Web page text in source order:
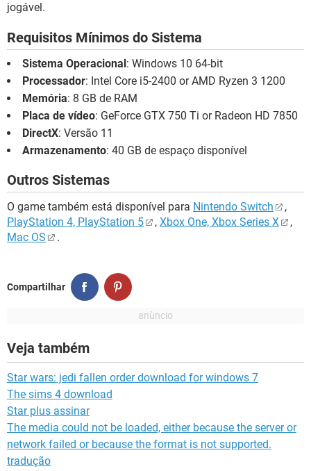
jogável.
Requisitos Mínimos do Sistema
Sistema Operacional : Windows 10 64-bit
Processador: Intel Core i5-2400 or AMD Ryzen 3 1200
Memória: 8 GB de RAM
Placa de vídeo: GeForce GTX 750 Ti or Radeon HD 7850
DirectX: Versão 11
Armazenamento: 40 GB de espaço disponível
Outros Sistemas
O game também está disponível para Nintendo Switch
,
PlayStation 4, PlayStation 5
, Xbox One, Xbox Series X
,
Mac OS
.
Compartilhar
Veja também
Star wars: jedi fallen order download for windows 7
The sims 4 download
Star plus assinar
The media could not be loaded, either because the server or
network failed or because the format is not supported.
tradução